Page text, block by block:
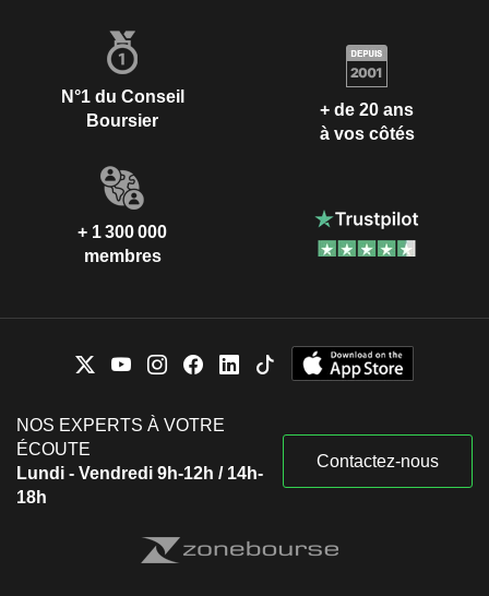
N°1 du Conseil
Boursier
+ de 20 ans
à vos côtés
+ 1 300 000
membres
NOS EXPERTS À VOTRE
ÉCOUTE
Lundi - Vendredi 9h-12h / 14h-
18h
Contactez-nous